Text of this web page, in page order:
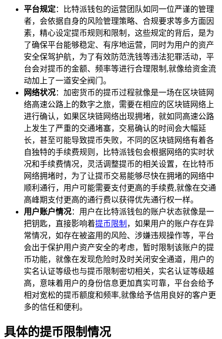
平台规定：比特派钱包的运营团队如同一位严谨的管理
者，会依据自身的风险管理策略、合规要求等多方面因
素，精心设定提币规则和限制，这些规定的背后，是为
了确保平台能够稳定、有序地运营，同时为用户的资产
安全保驾护航，为了有效防范洗钱等违法犯罪活动，平
台会对提币的金额、频率等进行合理限制,就像给资金流
动加上了一道安全阀门。
网络状况：加密货币的提币过程就像是一场在区块链网
络高速公路上的数字之旅，需要在相应的区块链网络上
进行确认，如果区块链网络出现拥堵，就如同高速公路
上发生了严重的交通堵塞，交易确认的时间会大幅延
长，甚至可能导致提币失败，不同的区块链网络有着各
自独特的手续费规则，比特派钱包会根据网络的实时状
况和手续费情况，灵活调整提币的相关设置，在比特币
网络拥堵时，为了让提币交易能够尽快在拥堵的网络中
顺利通行，用户可能需要支付更高的手续费,就像在交通
高峰期支付更高的通行费以获得优先通行权一样。
用户账户情况：用户在比特派钱包的账户状态就像是一
把钥匙，直接影响着提币限制 ，如果用户的账户存在异
常情况，如存在被盗用的风险、涉嫌违规操作等，平台
会出于保护用户资产安全的考虑，暂时限制该账户的提
币功能，就像在发现危险时及时关闭安全通道，用户的
实名认证等级也与提币限制密切相关，实名认证等级越
高，意味着用户的身份信息更加真实可靠，平台会给予
相对宽松的提币额度和频率,就像给予信用良好的客户更
多的信任和便利。
具体的提币限制情况